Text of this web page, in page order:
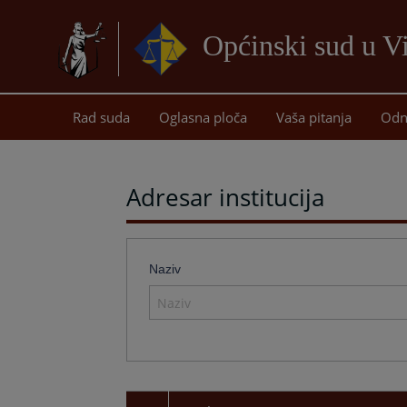
Općinski sud u
Rad suda Oglasna ploča Vaša pitanja
Adresar institucija
Naziv